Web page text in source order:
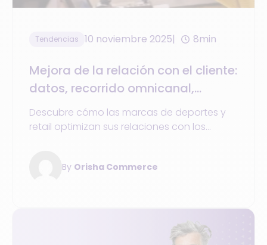
Tendencias 10 noviembre 2025 8min
Mejora de la relación con el cliente:
datos, recorrido omnicanal,
fidelización
Descubre cómo las marcas de deportes y
retail optimizan sus relaciones con los
By Orisha Commerce